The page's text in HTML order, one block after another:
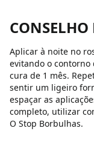
Aplicar à noite no
evitando o contorno
cura de 1 mês.
sentir um ligeiro
espaçar as
completo, utilizar
O Stop Borbulhas.